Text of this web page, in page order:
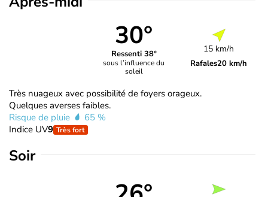
30°
Ressenti 38°
sous l’influence du
soleil
15 km/h
Rafales20 km/h
Très nuageux avec possibilité de foyers orageux.
Quelques averses faibles.
Risque de pluie
65 %
Indice UV9 Très fort
Soir